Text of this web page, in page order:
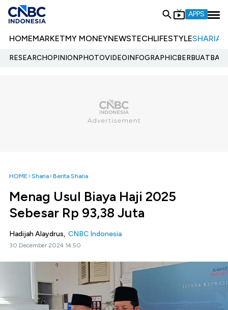
APPS
HOMEMARKETMY MONEYNEWSTECHLIFESTYLESHARIA
RESEARCHOPINIONPHOTOVIDEOINFOGRAPHIC
HOME Sharia Berita Sharia
Menag Usul Biaya Haji 2025
Sebesar Rp 93,38 Juta
Hadijah Alaydrus, CNBC Indonesia
30 December 2024 14:50